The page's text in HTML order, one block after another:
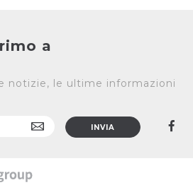
a
notizie, le ultime informazioni